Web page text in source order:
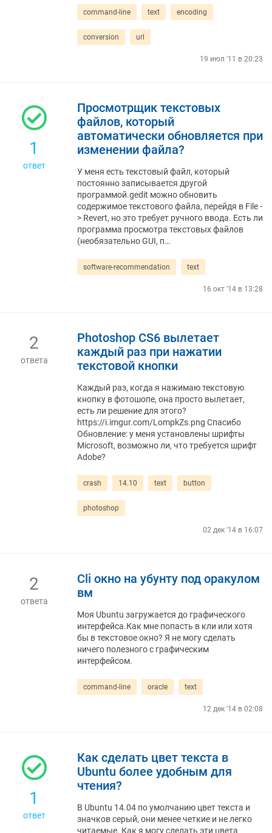
command-line text encoding
conversion url
19 июл '11 в 20:23
1
ответ
Просмотрщик текстовых
файлов, который
автоматически обновляется при
изменении файла?
У меня есть текстовый файл, который
постоянно записывается другой
программой.gedit можно обновить
содержимое текстового файла, перейдя в File -
> Revert, но это требует ручного ввода. Есть ли
программа просмотра текстовых файлов
(необязательно GUI, п…
software-recommendation text
16 окт '14 в 13:28
2
ответа
Photoshop CS6 вылетает
каждый раз при нажатии
текстовой кнопки
Каждый раз, когда я нажимаю текстовую
кнопку в фотошопе, она просто вылетает,
есть ли решение для этого?
https://i.imgur.com/LompkZs.png Спасибо
Обновление: у меня установлены шрифты
Microsoft, возможно ли, что требуется шрифт
Adobe?
crash 14.10 text button
photoshop
02 дек '14 в 16:07
2
ответа
Cli окно на убунту под оракулом
вм
Моя Ubuntu загружается до графического
интерфейса.Как мне попасть в кли или хотя
бы в текстовое окно? Я не могу сделать
ничего полезного с графическим
интерфейсом.
command-line oracle text
12 дек '14 в 02:08
1
ответ
Как сделать цвет текста в
Ubuntu более удобным для
чтения?
В Ubuntu 14.04 по умолчанию цвет текста и
значков серый, они менее четкие и не легко
читаемые. Как я могу сделать эти цвета